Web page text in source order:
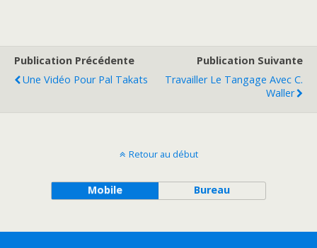
Publication Précédente
Une Vidéo Pour Pal Takats
Publication Suivante
Travailler Le Tangage Avec C.
Waller
Retour au début
Mobile Bureau